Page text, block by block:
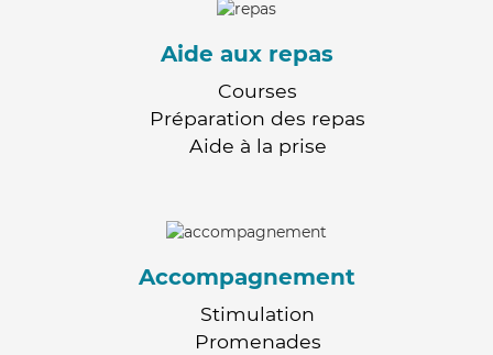
Aide aux repas
Courses
Préparation des repas
Aide à la prise
Accompagnement
Stimulation
Promenades